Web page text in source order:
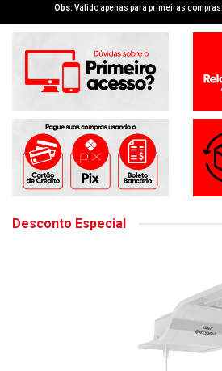
Obs: Válido apenas para primeiras
Desconto Especial